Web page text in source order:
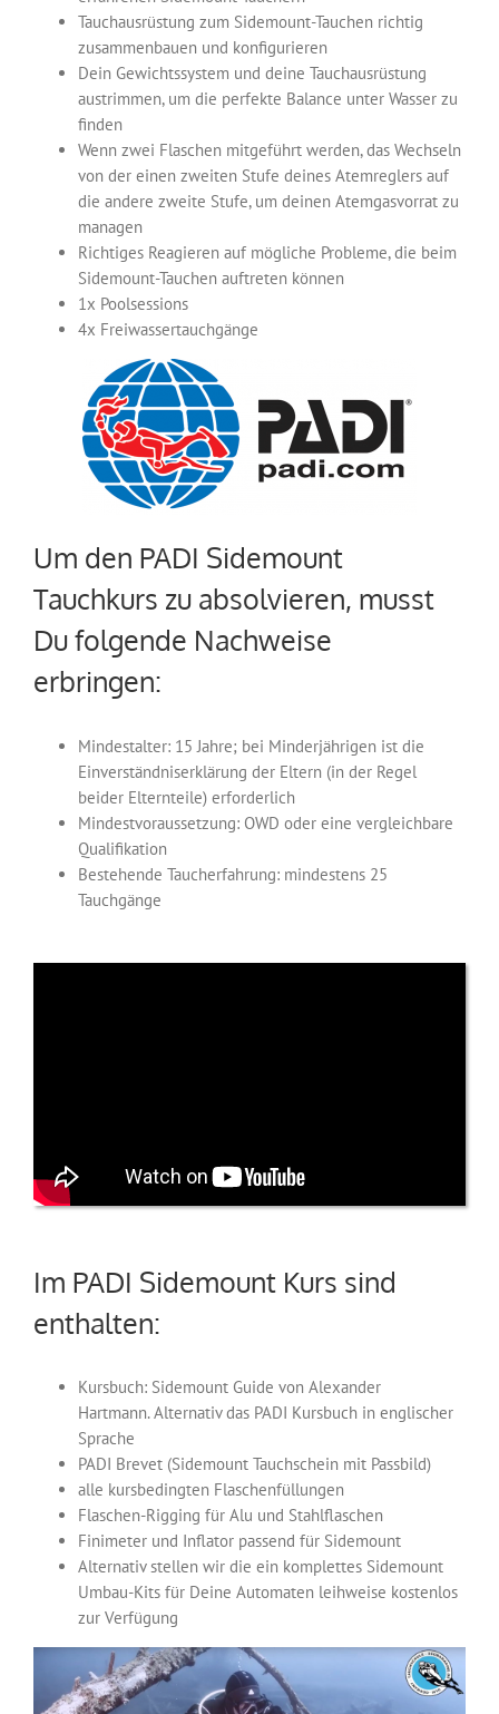
Tauchausrüstung zum Sidemount-Tauchen richtig
zusammenbauen und konfigurieren
Dein Gewichtssystem und deine Tauchausrüstung
austrimmen, um die perfekte Balance unter Wasser zu
finden
Wenn zwei Flaschen mitgeführt werden, das Wechseln
von der einen zweiten Stufe deines Atemreglers auf
die andere zweite Stufe, um deinen Atemgasvorrat zu
managen
Richtiges Reagieren auf mögliche Probleme, die beim
Sidemount-Tauchen auftreten können
1x Poolsessions
4x Freiwassertauchgänge
Um den PADI Sidemount
Tauchkurs zu absolvieren, musst
Du folgende Nachweise
erbringen:
Mindestalter: 15 Jahre; bei Minderjährigen ist die
Einverständniserklärung der Eltern (in der Regel
beider Elternteile) erforderlich
Mindestvoraussetzung: OWD oder eine vergleichbare
Qualifikation
Bestehende Taucherfahrung: mindestens 25
Tauchgänge
Im PADI Sidemount Kurs sind
enthalten:
Kursbuch: Sidemount Guide von Alexander
Hartmann. Alternativ das PADI Kursbuch in englischer
Sprache
PADI Brevet (Sidemount Tauchschein mit Passbild)
alle kursbedingten Flaschenfüllungen
Flaschen-Rigging für Alu und Stahlflaschen
Finimeter und Inflator passend für Sidemount
Alternativ stellen wir die ein komplettes Sidemount
Umbau-Kits für Deine Automaten leihweise kostenlos
zur Verfügung